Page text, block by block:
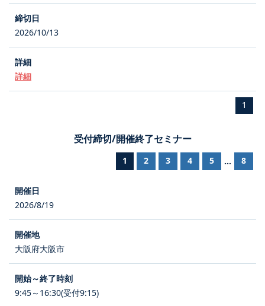
2026/10/13
詳細
1
受付締切/開催終了セミナー
1 2 3 4 5 ... 8
2026/8/19
大阪府大阪市
9:45～16:30(受付9:15)